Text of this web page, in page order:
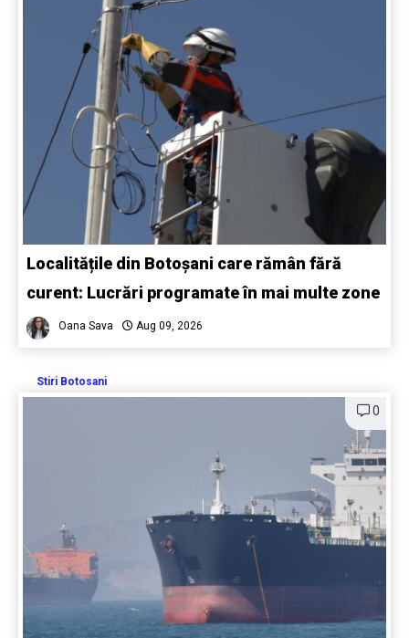
Localitățile din Botoșani care rămân fără
curent: Lucrări programate în mai multe zone
Oana Sava Aug 09, 2026
Stiri Botosani
0